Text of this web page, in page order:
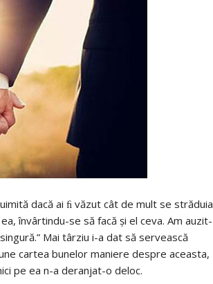
dacă ai ﬁ văzut cât de mult se străduia
învârtindu-se să facă şi el ceva. Am auzit-
Mai târziu i-a dat să servească
cartea bunelor maniere despre aceasta,
pe ea n-a deranjat-o deloc.